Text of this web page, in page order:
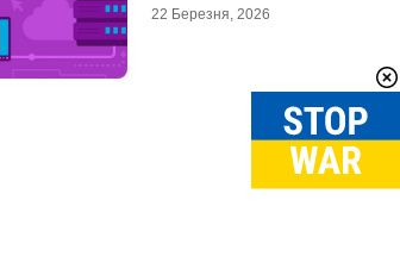
22 Березня, 2026